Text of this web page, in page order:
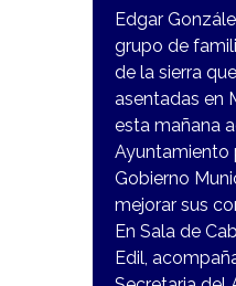
Edgar
grupo de
de la sierra
asentadas en
esta mañana
Ayuntamiento
Gobierno
mejorar sus
En Sala de
Edil,